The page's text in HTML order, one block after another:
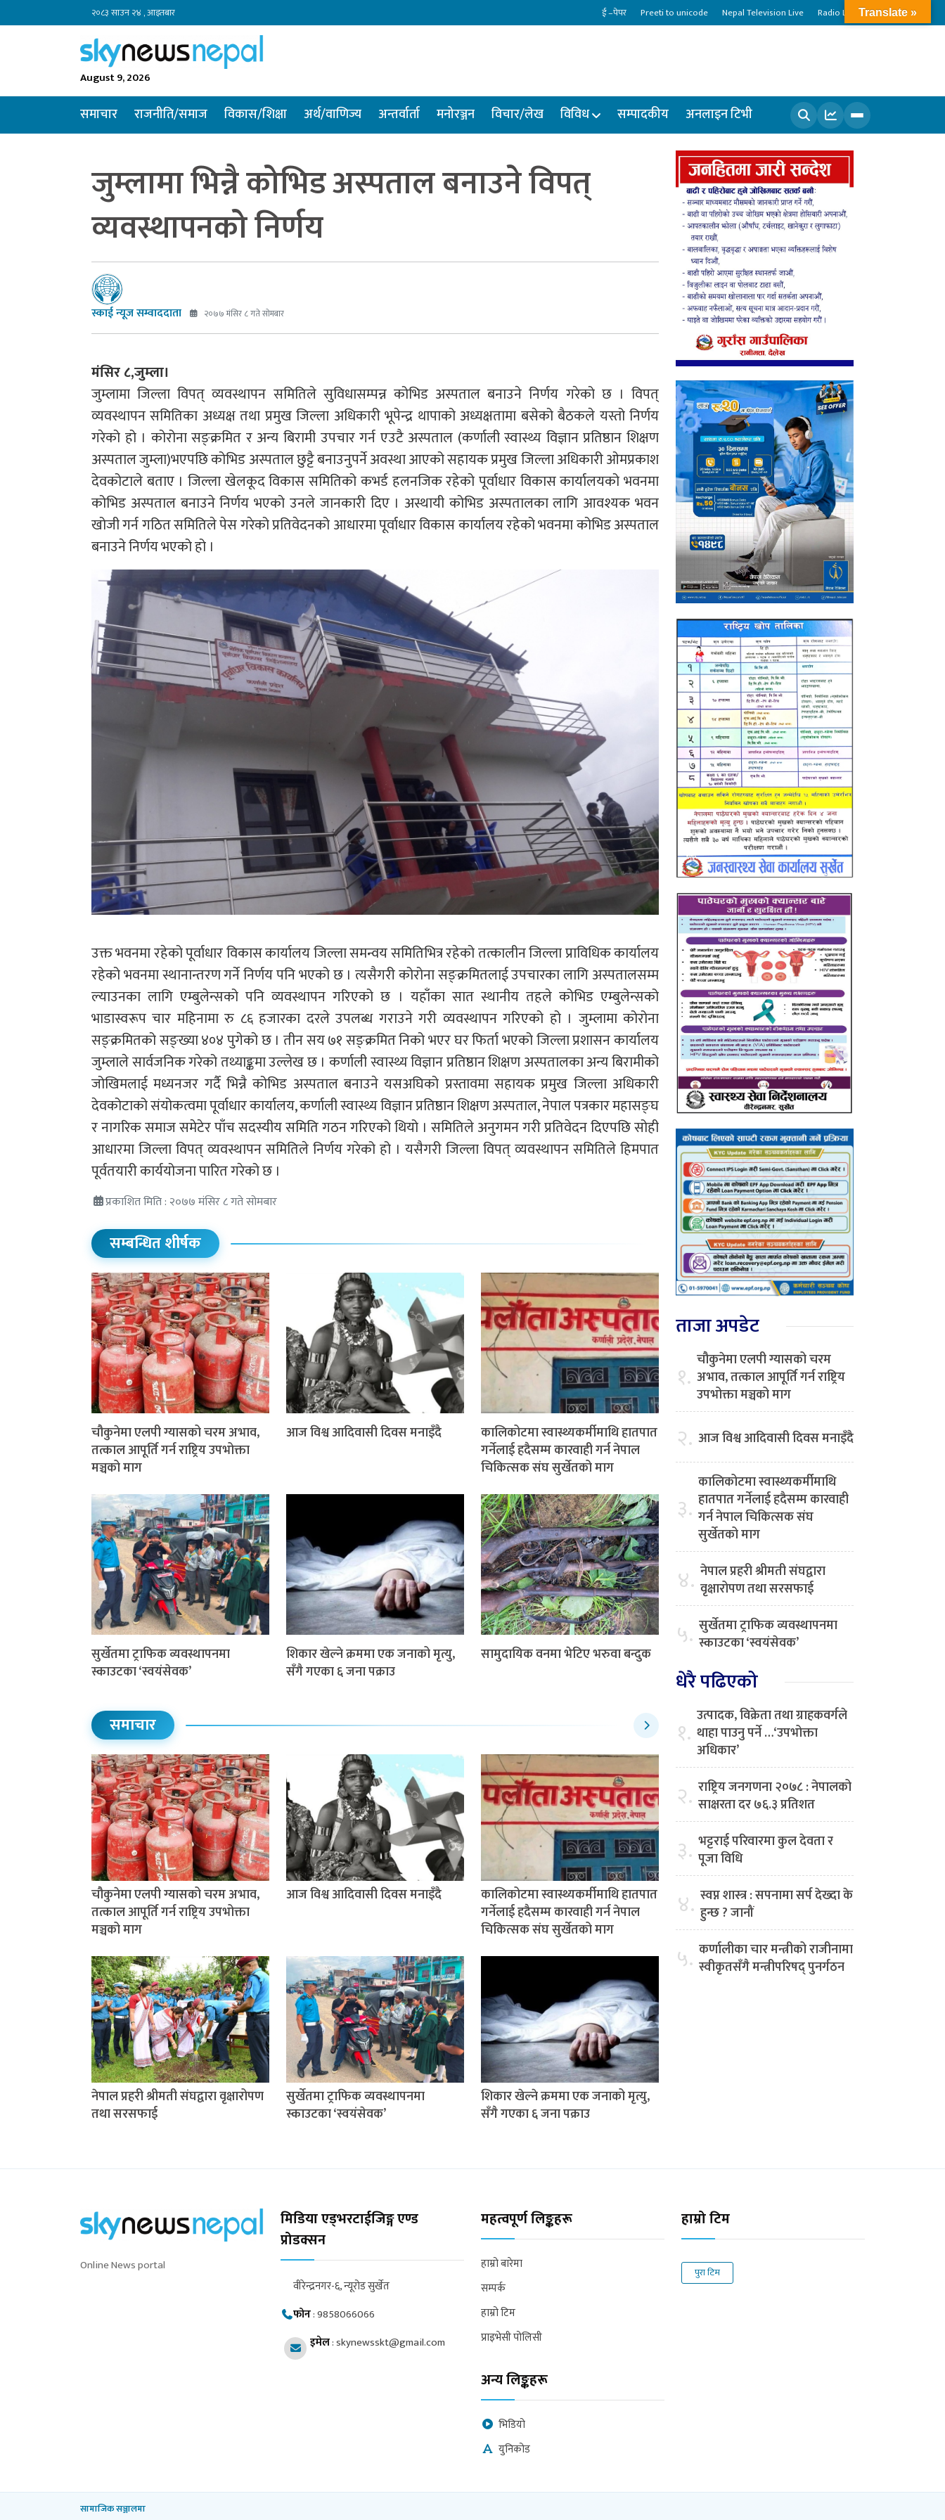
२०८३ साउन २४ , आइतबार ई –पेपर Preeti to unicode Nepal Television Live Radio Live
August 9, 2026
समाचार राजनीति/समाज विकास/शिक्षा अर्थ/वाणिज्य अन्तर्वार्ता मनोरञ्जन विचार/लेख विविध सम्पादकीय अनलाइन टिभी
खोज्नुहोस
जुम्लामा भिन्नै कोभिड अस्पताल बनाउने विपत्
व्यवस्थापनको निर्णय
स्काई न्यूज सम्वाददाता २०७७ मंसिर ८ गते सोमबार
मंसिर ८,जुम्ला।
जुम्लामा जिल्ला विपत् व्यवस्थापन समितिले सुविधासम्पन्न कोभिड अस्पताल बनाउने निर्णय गरेको छ । विपत्
व्यवस्थापन समितिका अध्यक्ष तथा प्रमुख जिल्ला अधिकारी भूपेन्द्र थापाको अध्यक्षतामा बसेको बैठकले यस्तो निर्णय
गरेको हो । कोरोना सङ्क्रमित र अन्य बिरामी उपचार गर्न एउटै अस्पताल (कर्णाली स्वास्थ्य विज्ञान प्रतिष्ठान शिक्षण
अस्पताल जुम्ला)भएपछि कोभिड अस्पताल छुट्टै बनाउनुपर्ने अवस्था आएको सहायक प्रमुख जिल्ला अधिकारी ओमप्रकाश
देवकोटाले बताए । जिल्ला खेलकूद विकास समितिको कभर्ड हलनजिक रहेको पूर्वाधार विकास कार्यालयको भवनमा
कोभिड अस्पताल बनाउने निर्णय भएको उनले जानकारी दिए । अस्थायी कोभिड अस्पतालका लागि आवश्यक भवन
खोजी गर्न गठित समितिले पेस गरेको प्रतिवेदनको आधारमा पूर्वाधार विकास कार्यालय रहेको भवनमा कोभिड अस्पताल
बनाउने निर्णय भएको हो ।
उक्त भवनमा रहेको पूर्वाधार विकास कार्यालय जिल्ला समन्वय समितिभित्र रहेको तत्कालीन जिल्ला प्राविधिक कार्यालय
रहेको भवनमा स्थानान्तरण गर्ने निर्णय पनि भएको छ । त्यसैगरी कोरोना सङ्क्रमितलाई उपचारका लागि अस्पतालसम्म
ल्याउनका लागि एम्बुलेन्सको पनि व्यवस्थापन गरिएको छ । यहाँका सात स्थानीय तहले कोभिड एम्बुलेन्सको
भाडास्वरूप चार महिनामा रु ८६ हजारका दरले उपलब्ध गराउने गरी व्यवस्थापन गरिएको हो । जुम्लामा कोरोना
सङ्क्रमितको सङ्ख्या ४०४ पुगेको छ । तीन सय ७१ सङ्क्रमित निको भएर घर फिर्ता भएको जिल्ला प्रशासन कार्यालय
जुम्लाले सार्वजनिक गरेको तथ्याङ्कमा उल्लेख छ । कर्णाली स्वास्थ्य विज्ञान प्रतिष्ठान शिक्षण अस्पतालका अन्य बिरामीको
जोखिमलाई मध्यनजर गर्दै भिन्नै कोभिड अस्पताल बनाउने यसअघिको प्रस्तावमा सहायक प्रमुख जिल्ला अधिकारी
देवकोटाको संयोकत्वमा पूर्वाधार कार्यालय, कर्णाली स्वास्थ्य विज्ञान प्रतिष्ठान शिक्षण अस्पताल, नेपाल पत्रकार महासङ्घ
र नागरिक समाज समेटेर पाँच सदस्यीय समिति गठन गरिएको थियो । समितिले अनुगमन गरी प्रतिवेदन दिएपछि सोही
आधारमा जिल्ला विपत् व्यवस्थापन समितिले निर्णय गरेको हो । यसैगरी जिल्ला विपत् व्यवस्थापन समितिले हिमपात
पूर्वतयारी कार्ययोजना पारित गरेको छ ।
प्रकाशित मिति : २०७७ मंसिर ८ गते सोमबार
सम्बन्धित शीर्षक
चौकुनेमा एलपी ग्यासको चरम अभाव,
तत्काल आपूर्ति गर्न राष्ट्रिय उपभोक्ता
मञ्चको माग
आज विश्व आदिवासी दिवस मनाइँदै
कालिकोटमा स्वास्थ्यकर्मीमाथि हातपात
गर्नेलाई हदैसम्म कारवाही गर्न नेपाल
चिकित्सक संघ सुर्खेतको माग
सुर्खेतमा ट्राफिक व्यवस्थापनमा
स्काउटका ‘स्वयंसेवक’
शिकार खेल्ने क्रममा एक जनाको मृत्यु,
सँगै गएका ६ जना पक्राउ
सामुदायिक वनमा भेटिए भरुवा बन्दुक
समाचार
चौकुनेमा एलपी ग्यासको चरम अभाव,
तत्काल आपूर्ति गर्न राष्ट्रिय उपभोक्ता
मञ्चको माग
आज विश्व आदिवासी दिवस मनाइँदै
कालिकोटमा स्वास्थ्यकर्मीमाथि हातपात
गर्नेलाई हदैसम्म कारवाही गर्न नेपाल
चिकित्सक संघ सुर्खेतको माग
नेपाल प्रहरी श्रीमती संघद्वारा वृक्षारोपण
तथा सरसफाई
सुर्खेतमा ट्राफिक व्यवस्थापनमा
स्काउटका ‘स्वयंसेवक’
शिकार खेल्ने क्रममा एक जनाको मृत्यु,
सँगै गएका ६ जना पक्राउ
ताजा अपडेट
१. चौकुनेमा एलपी ग्यासको चरम
अभाव, तत्काल आपूर्ति गर्न राष्ट्रिय
उपभोक्ता मञ्चको माग
२. आज विश्व आदिवासी दिवस मनाइँदै
३.
कालिकोटमा स्वास्थ्यकर्मीमाथि
हातपात गर्नेलाई हदैसम्म कारवाही
गर्न नेपाल चिकित्सक संघ
सुर्खेतको माग
४. नेपाल प्रहरी श्रीमती संघद्वारा
वृक्षारोपण तथा सरसफाई
५. सुर्खेतमा ट्राफिक व्यवस्थापनमा
स्काउटका ‘स्वयंसेवक’
धेरै पढिएको
१. उत्पादक, विक्रेता तथा ग्राहकवर्गले
थाहा पाउनु पर्ने …‘उपभोक्ता
अधिकार’
२. राष्ट्रिय जनगणना २०७८ : नेपालको
साक्षरता दर ७६.३ प्रतिशत
३. भट्टराई परिवारमा कुल देवता र
पूजा विधि
४. स्वप्न शास्त्र : सपनामा सर्प देख्दा के
हुन्छ ? जानौं
५. कर्णालीका चार मन्त्रीको राजीनामा
स्वीकृतसँगै मन्त्रीपरिषद् पुनर्गठन
Online News portal
मिडिया एड्भरटाईजिङ्ग एण्ड
प्रोडक्सन
वीरेन्द्रनगर-६, न्यूरोड सुर्खेत
फोन:9858066066
इमेल:skynewsskt@gmail.com
महत्वपूर्ण लिङ्कहरू
हाम्रो बारेमा
सम्पर्क
हाम्रो टिम
प्राइभेसी पोलिसी
अन्य लिङ्कहरू
भिडियो
युनिकोड
हाम्रो टिम
पुरा टिम
सामाजिक सञ्जालमा
Translate »